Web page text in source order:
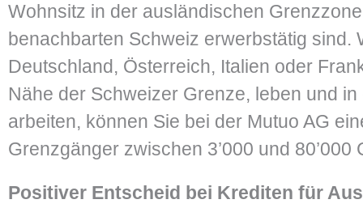
Wohnsitz in der ausländischen
benachbarten Schweiz erwerbstätig sind.
Deutschland, Österreich, Italien oder
Nähe der Schweizer Grenze, leben und
arbeiten, können Sie bei der Mutuo AG
Grenzgänger zwischen 3’000 und 80’000
Positiver Entscheid bei Krediten für